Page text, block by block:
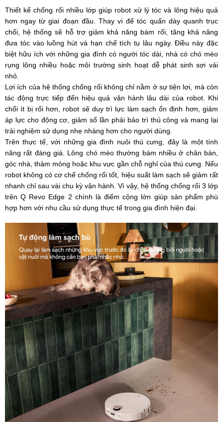
Thiết kế chống rối nhiều lớp giúp robot xử lý tóc và lông hiệu quả
hơn ngay từ giai đoạn đầu. Thay vì để tóc quấn dày quanh trục
chổi, hệ thống sẽ hỗ trợ giảm khả năng bám rối, tăng khả năng
đưa tóc vào luồng hút và hạn chế tích tụ lâu ngày. Điều này đặc
biệt hữu ích với những gia đình có người tóc dài, nhà có chó mèo
rụng lông nhiều hoặc môi trường sinh hoạt dễ phát sinh sợi vải
nhỏ.
Lợi ích của hệ thống chống rối không chỉ nằm ở sự tiện lợi, mà còn
tác động trực tiếp đến hiệu quả vận hành lâu dài của robot. Khi
chổi ít bị rối hơn, robot sẽ duy trì lực làm sạch ổn định hơn, giảm
áp lực cho động cơ, giảm số lần phải bảo trì thủ công và mang lại
trải nghiệm sử dụng nhẹ nhàng hơn cho người dùng.
Trên thực tế, với những gia đình nuôi thú cưng, đây là một tính
năng rất đáng giá. Lông chó mèo thường bám nhiều ở chân bàn,
góc nhà, thảm mỏng hoặc khu vực gần chỗ nghỉ của thú cưng. Nếu
robot không có cơ chế chống rối tốt, hiệu suất làm sạch sẽ giảm rất
nhanh chỉ sau vài chu kỳ vận hành. Vì vậy, hệ thống chống rối 3 lớp
trên Q Revo Edge 2 chính là điểm cộng lớn giúp sản phẩm phù
hợp hơn với nhu cầu sử dụng thực tế trong gia đình hiện đại.